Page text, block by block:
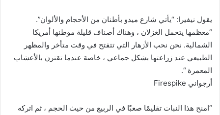
يقول نيفيرا: “يأتي شارع ميدو بأطنان من الأحجام والألوان”.
“معظمها يتحمل الغزلان ، وهناك أصناف قليلة موطنها أمريكا
الشمالية. نحن نحب الأزهار التي تتفتح في وقت متأخر والمظهر
الطبيعي عند زراعتها بشكل جماعي ، خاصة عندما تقترن بالأعشاب
المعمرة “.
أرجواني Firespike
“امنح هذا النبات تقليمًا صعبًا في الربيع من حيث الحجم ، ثم اتركه